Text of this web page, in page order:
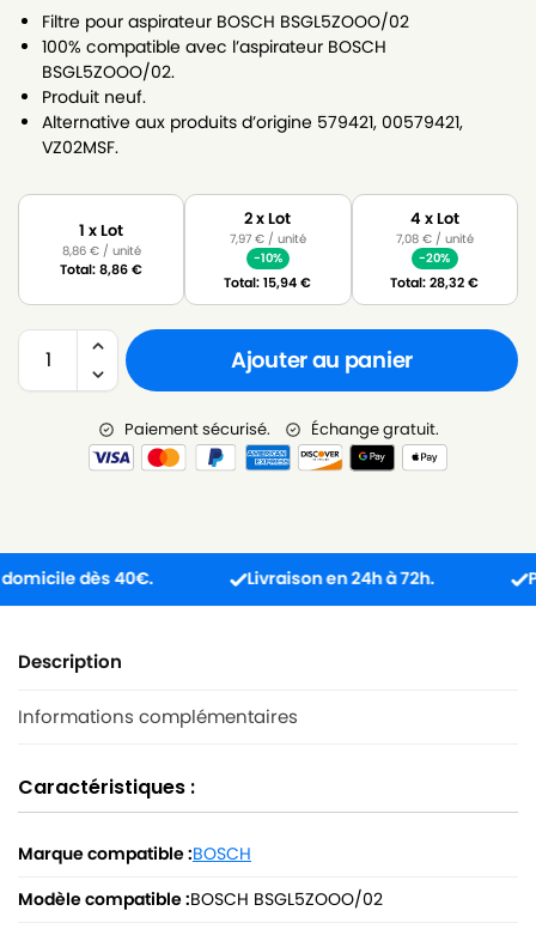
Filtre pour aspirateur BOSCH BSGL5ZOOO/02
100% compatible avec l’aspirateur BOSCH
BSGL5ZOOO/02.
Produit neuf.
Alternative aux produits d’origine 579421, 00579421,
VZ02MSF.
1 x Lot
8,86 €/ unité
Total:8,86€
2 x Lot
7,97 €/ unité
-10%
Total:15,94€
4 x Lot
7,08 €/ unité
-20%
Total:28,32€
Ajouter au panier
Paiement sécurisé. Échange gratuit.
dès 40€. Livraison en 24h à 72h.
Description
Informations complémentaires
Caractéristiques :
Marque compatible :BOSCH
Modèle compatible :BOSCH BSGL5ZOOO/02